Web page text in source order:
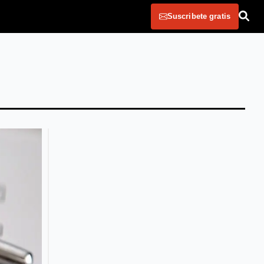
Suscribete gratis